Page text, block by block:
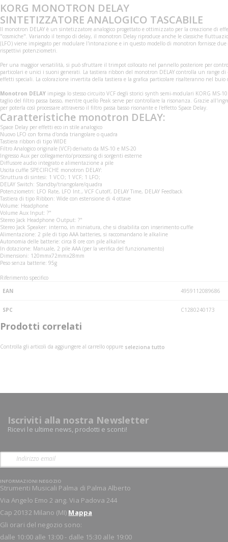
KORG MONOTRON DELAY
SINTETIZZATORE ANALOGICO TASCABILE
Il monotron DELAY è un sintetizzatore analogico progettato e ottimizzato per la creazione di
"cosmiche". Variando il tempo di delay, il monotron Delay riproduce anche le classiche
(LFO) viene impiegato per modulare l'intonazione e in questo modello di monotron fornisce
rispettivi potenziometri.
Per una maggior versatilità, si può sfruttare il trimpot collocato nel pannello posteriore per
particolari e unici i suoni generati. La tastiera ribbon del monotron DELAY controlla un range
effetti speciali. La colorazione invertita della tastiera e la grafica particolare risalteranno nel
Monotron DELAY impiega lo stesso circuito VCF degli storici synth semi-modulari KORG
taglio del filtro passa basso, mentre quello Peak serve per controllare la risonanza. Grazie
per poterla così processare attraverso il filtro passa basso risonante e l'effetto Space Delay.
Caratteristiche monotron DELAY:
Space Delay per effetti eco in stile analogico
Nuovo LFO con forma d'onda triangolare o quadra
Tastiera ribbon di tipo WIDE
Filtro Analogico originale (VCF) derivato da MS-10 e MS-20
Ingresso Aux per collegamento/processing di sorgenti esterne
Diffusore audio integrato e alimentazione a pile
Uscita cuffie SPECIFICHE monotron DELAY:
Struttura di sintesi: 1 VCO; 1 VCF; 1 LFO;
DELAY Switch: Standby/triangolare/quadra
Potenziometri: LFO Rate, LFO Int., VCF Cutoff, DELAY Time, DELAY Feedback
Tastiera di tipo Ribbon: Wide con estensione di 4 ottave
Volume: Headphone
Volume Aux Input: ?"
Stereo Jack Headphone Output: ?"
Stereo Jack Speaker: interno, in miniatura, che si disabilita con inserimento cuffie
Alimentazione: 2 pile di tipo AAA batteries, si raccomandano le alkaline
Autonomia delle batterie: circa 8 ore con pile alkaline
In dotazione: Manuale, 2 pile AAA (per la verifica del funzionamento)
Dimensioni: 120mmx72mmx28mm
Peso senza batterie: 95g
Riferimento specifico
EAN
4959112089686
SPC C1280240173
Prodotti correlati
Controlla gli articoli da aggiungere al carrello oppure seleziona tutto
Iscriviti alla nostra Newsletter
Ricevi le ultime news, prodotti e sconti!
INFORMAZIONI NEGOZIO
Strumenti Musicali Palma di Palma Alberto
Via Angelo Emo 2 ang. Via Padova 244
Cap 20132 Milano (MI) Mappa
Gli orari del negozio sono:
dalle 10:00 alle 13:00 - dalle 15:30 alle 19:00